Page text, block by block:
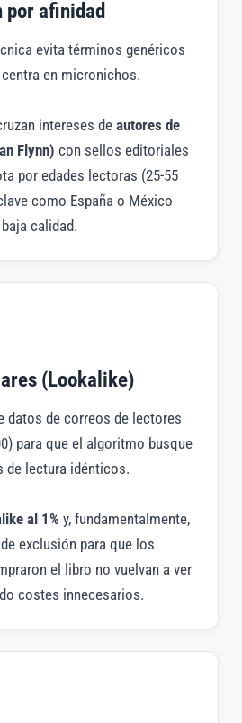
por afinidad
evita términos genéricos
en micronichos.
intereses de autores de
Flynn) con sellos editoriales
por edades lectoras (25-55
como España o México
calidad.
(Lookalike)
datos de correos de lectores
para que el algoritmo busque
de lectura idénticos.
al 1% y, fundamentalmente,
exclusión para que los
el libro no vuelvan a ver
costes innecesarios.